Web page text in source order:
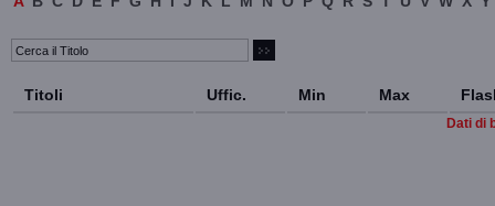
Titoli Uffic. Min Max
Dati di